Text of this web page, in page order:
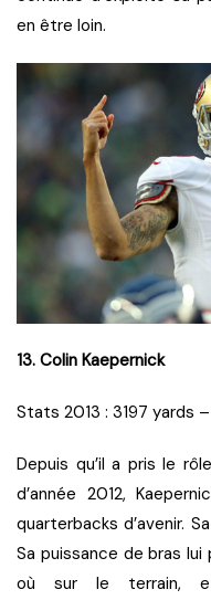
en être loin.
13. Colin Kaepernick
Stats 2013 : 3197 yards
Depuis qu’il a pris le
d’année 2012,
quarterbacks d’avenir.
Sa puissance de bras
où sur le terrain,